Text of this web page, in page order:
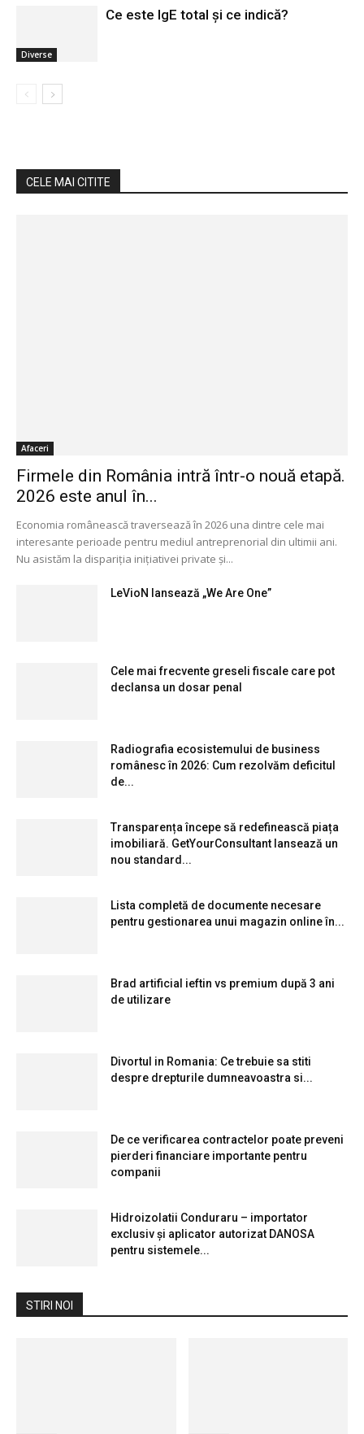
Diverse
Ce este IgE total și ce indică?
CELE MAI CITITE
Afaceri
Firmele din România intră într-o nouă etapă.
2026 este anul în...
Economia românească traversează în 2026 una dintre cele mai
interesante perioade pentru mediul antreprenorial din ultimii ani.
Nu asistăm la dispariția inițiativei private și...
LeVioN lansează „We Are One”
Cele mai frecvente greseli fiscale care pot
declansa un dosar penal
Radiografia ecosistemului de business
românesc în 2026: Cum rezolvăm deficitul
de...
Transparența începe să redefinească piața
imobiliară. GetYourConsultant lansează un
nou standard...
Lista completă de documente necesare
pentru gestionarea unui magazin online în...
Brad artificial ieftin vs premium după 3 ani
de utilizare
Divortul in Romania: Ce trebuie sa stiti
despre drepturile dumneavoastra si...
De ce verificarea contractelor poate preveni
pierderi financiare importante pentru
companii
Hidroizolatii Conduraru – importator
exclusiv și aplicator autorizat DANOSA
pentru sistemele...
STIRI NOI